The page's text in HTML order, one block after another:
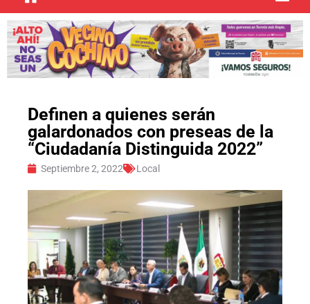
Definen a quienes serán
galardonados con preseas de la
“Ciudadanía Distinguida 2022”
Septiembre 2, 2022 Local